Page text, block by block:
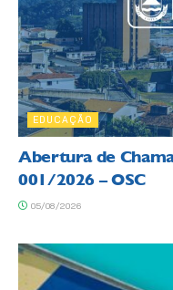
EDUCAÇÃO
Abertura de
001/2026 – OSC
05/08/2026